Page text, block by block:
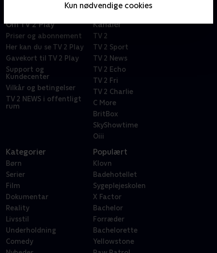
Kun nødvendige cookies
Om TV 2 Play
Priser og abonnement
Her kan du se TV 2 Play
Gavekort til TV 2 Play
Support og
Kundecenter
Vilkår og betingelser
TV 2 NEWS i offentligt
rum
Kanaler
TV 2
TV 2 Sport
TV 2 News
TV 2 Echo
TV 2 Fri
TV 2 Charlie
C More
BritBox
SkyShowtime
Oiii
Kategorier
Børn
Serier
Film
Dokumentar
Reality
Livsstil
Underholdning
Comedy
Populært
Klovn
Badehotellet
Sygeplejeskolen
X Factor
Bachelor
Forræder
Bachelorette
Yellowstone